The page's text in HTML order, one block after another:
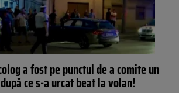
a fost pe punctul de a comite un
ce s-a urcat beat la volan!